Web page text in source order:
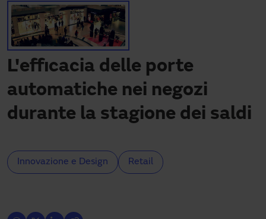
L'efficacia delle porte
automatiche nei negozi
durante la stagione dei saldi
Innovazione e Design Retail